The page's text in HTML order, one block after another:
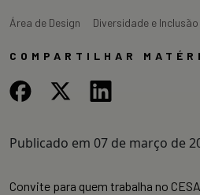
Área de Design Diversidade e Inclusão
COMPARTILHAR
Publicado em 07 de março de
Convite para quem trabalha no